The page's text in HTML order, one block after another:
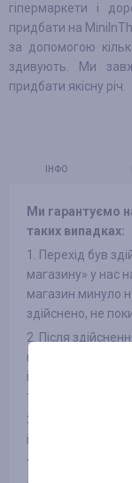
гіпермаркети і
придбати на
за допомогою
здивують. Ми
придбати якісну річ.
ІНФО
Ми гарантуємо
таких випадках:
1. Перехід був
магазину» у нас
магазин минуло
здійснено, не
2. Після
переходили по
і не переходили з
також не
3. Обраний Вами
інтернет-
«ІНФОРМАЦІЯ/